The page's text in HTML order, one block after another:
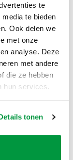
te
te bieden
Ook delen we
met onze
analyse. Deze
met andere
die ze hebben
hun services.
tonen
van de
een